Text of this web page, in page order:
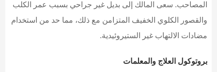
المصاحب. سعى المالك إلى بديل غير جراحي بسبب عمر الكلب
والقصور الكلوي الخفيف المتزامن مع ذلك، مما حد من استخدام
مضادات الالتهاب غير الستيروئيدية.
بروتوكول العلاج والمعلمات